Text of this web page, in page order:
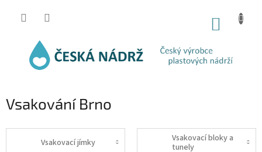
Vsakování Brno
Vsakovací jímky
Vsakovací bloky a
tunely